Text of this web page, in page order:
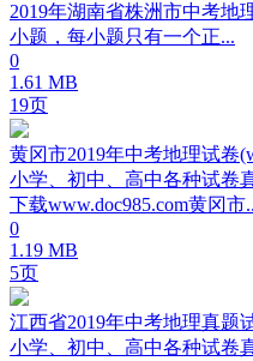
2019年湖南省株洲市中考地
小题，每小题只有一个正...
0
1.61 MB
19页
黄冈市2019年中考地理试卷
小学、初中、高中各种试卷
下载www.doc985.com黄冈市
0
1.19 MB
5页
江西省2019年中考地理真题
小学、初中、高中各种试卷